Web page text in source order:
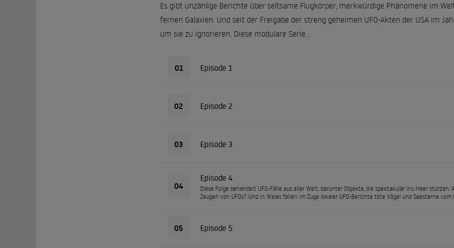
Es gibt unzählige Berichte über seltsame Flugkörper, merkwürdige Phänomene im
fernen Galaxien. Und seit der Freigabe der streng geheimen UFO-Akten der USA im
um sie zu ignorieren. Diese modulare Serie...
01 Episode 1
02 Episode 2
03 Episode 3
04
Episode 4
Diese Folge behandelt UFO-Fälle aus aller Welt, darunter Objekte, die spektakulär ins Meer
Zeugen von UFOs? Und in Wales fallen im Zuge lokaler UFO-Berichte tote Vögel und Seesterne vom
05 Episode 5